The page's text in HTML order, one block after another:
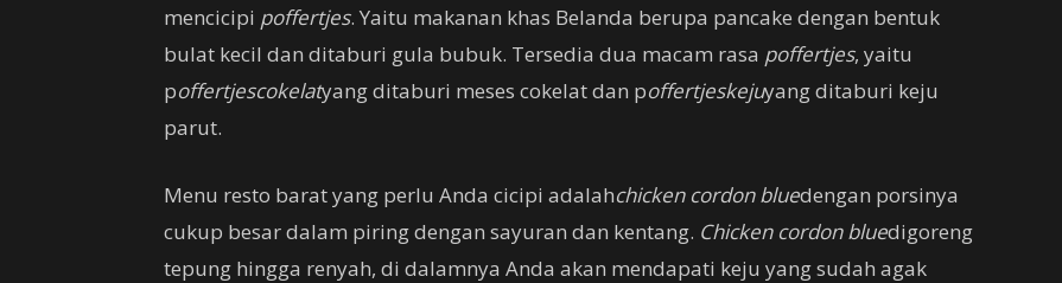
mencicipi poffertjes. Yaitu makanan khas Belanda berupa pancake dengan bentuk
bulat kecil dan ditaburi gula bubuk. Tersedia dua macam rasa poffertjes, yaitu
poffertjescokelatyang ditaburi meses cokelat dan poffertjeskejuyang ditaburi keju
parut.
Menu resto barat yang perlu Anda cicipi adalahchicken cordon bluedengan porsinya
cukup besar dalam piring dengan sayuran dan kentang. Chicken cordon bluedigoreng
tepung hingga renyah, di dalamnya Anda akan mendapati keju yang sudah agak